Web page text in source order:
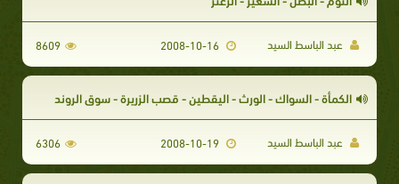
عبد الباسط السيد 8609
الكمأة - السواك - الورث - اليقطين - قصب الزريرة - سوق الروند
عبد الباسط السيد 6306